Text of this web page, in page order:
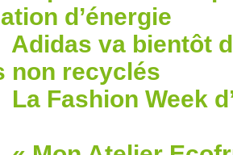
d’énergie
Adidas va bientôt
non recyclés
La Fashion Week